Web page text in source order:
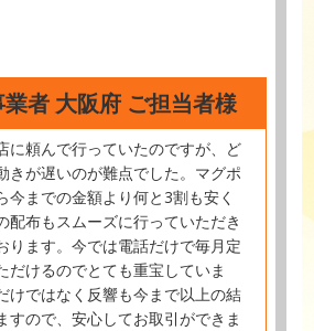
者 大阪府 ご担当者様
に頼んで行っていたのですが、ど
きが遅いのが難点でした。マグポ
今までの金額より何と3割も安く
配布もスムーズに行っていただき
ります。今では電話だけで毎月定
だけるのでとても重宝していま
けではなく反響も今まで以上の結
すので、安心してお取引ができま